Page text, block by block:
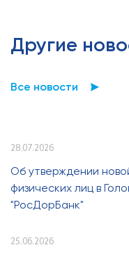
Другие
Все новости
28.07.2026
Об утверждении
физических лиц в
"РосДорБанк"
25.06.2026